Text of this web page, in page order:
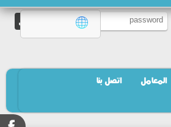
المعامل اتصل بنا